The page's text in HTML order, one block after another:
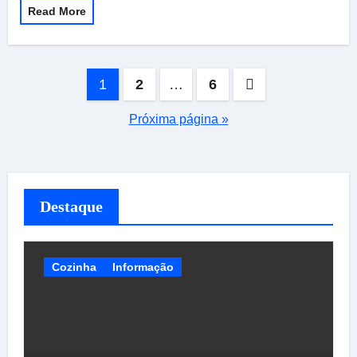
Read More
Paginação
1 2 … 6
Próxima página »
Destaque
Cozinha Informação